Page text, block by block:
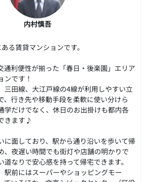
内村慎吾
る賃貸マンションです。
通利便性が揃った「春日・後楽園」エリア
ンです！
三田線、大江戸線の4線が利用しやすい立
、行き先や移動手段を柔軟に使い分けら
学だけでなく、休日のお出掛けも都内各
きます♪
に面しており、駅から通り沿いを歩いて帰
、夜遅い時間でも街灯や店舗の明かりで
なりで安心感を持って帰宅できます。
駅前にはスーパーやショッピングモー